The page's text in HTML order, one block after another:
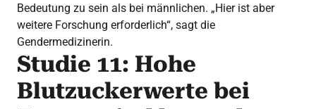
Bedeutung zu sein als bei männlichen. „Hier ist aber
weitere Forschung erforderlich“, sagt die
Gendermedizinerin.
Studie 11: Hohe
Blutzuckerwerte bei